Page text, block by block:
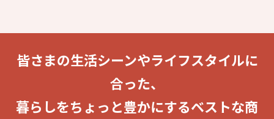
皆さまの生活シーンやライフスタイルに
合った、
暮らしをちょっと豊かにするベストな商